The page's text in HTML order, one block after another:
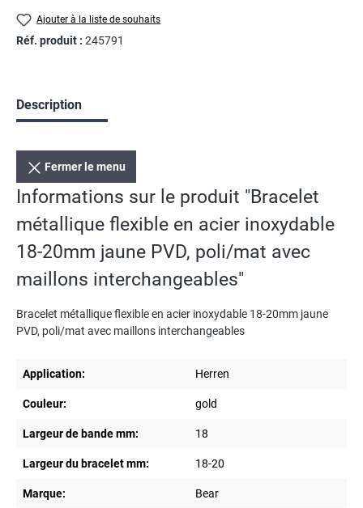
Ajouter à la liste de souhaits
Réf. produit : 245791
Description
Fermer le menu
Informations sur le produit "Bracelet
métallique flexible en acier inoxydable
18-20mm jaune PVD, poli/mat avec
maillons interchangeables"
Bracelet métallique flexible en acier inoxydable 18-20mm jaune
PVD, poli/mat avec maillons interchangeables
Application: Herren
Couleur: gold
Largeur de bande mm: 18
Largeur du bracelet mm: 18-20
Marque: Bear